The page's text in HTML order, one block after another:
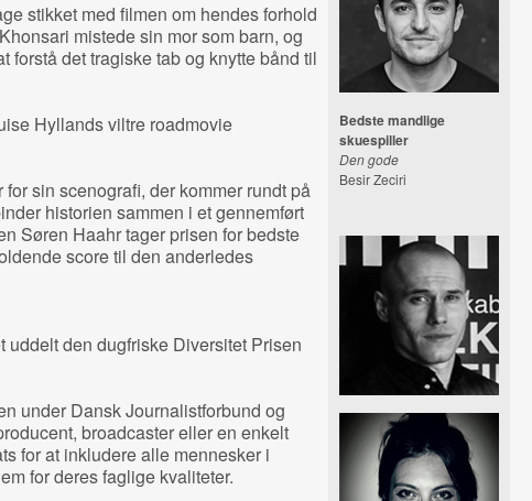
stikket med filmen om hendes forhold
mistede sin mor som barn, og
forstå det tragiske tab og knytte bånd til
Hyllands viltre roadmovie
sin scenografi, der kommer rundt på
historien sammen i et gennemført
Søren Haahr tager prisen for bedste
score til den anderledes
uddelt den dugfriske Diversitet Prisen
under Dansk Journalistforbund og
broadcaster eller en enkelt
for at inkludere alle mennesker i
for deres faglige kvaliteter.
Bedste mandlige
skuespiller
Den gode
Besir Zeciri